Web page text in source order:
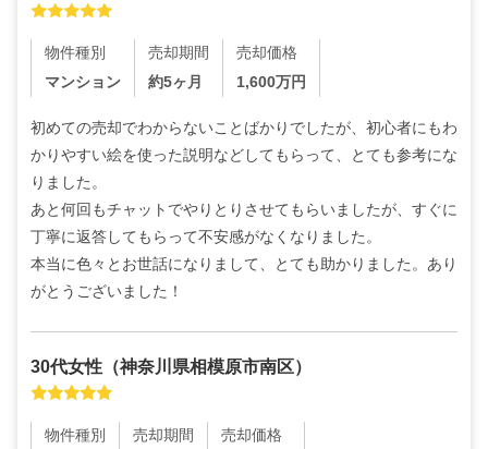
物件種別
マンション
売却期間
約5ヶ月
売却価格
1,600万円
初めての売却でわからないことばかりでしたが、初心者にもわ
かりやすい絵を使った説明などしてもらって、とても参考にな
りました。
あと何回もチャットでやりとりさせてもらいましたが、すぐに
丁寧に返答してもらって不安感がなくなりました。
本当に色々とお世話になりまして、とても助かりました。あり
がとうございました！
30代女性 （神奈川県相模原市南区）
物件種別
売却期間
売却価格